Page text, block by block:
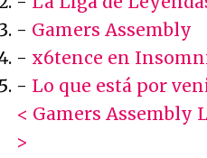
- Gamers Assembly
- x6tence en
- Lo que está por
< Gamers Assembly
>